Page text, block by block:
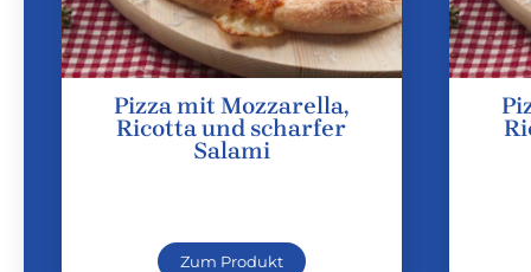
Pizza mit Mozzarella,
Ricotta und scharfer
Salami
Zum Produkt